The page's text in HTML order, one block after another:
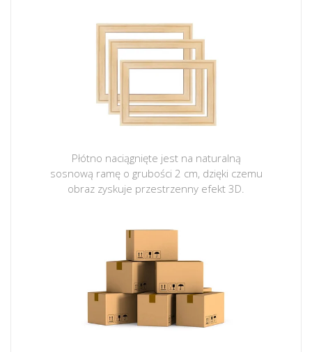
Płótno naciągnięte jest na naturalną
sosnową ramę o grubości 2 cm, dzięki czemu
obraz zyskuje przestrzenny efekt 3D.